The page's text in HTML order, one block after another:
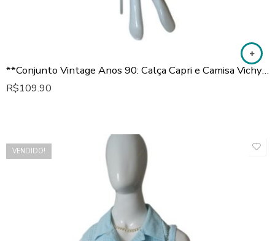
**Conjunto Vintage Anos 90: Calça Capri e Camisa Vichy Azul Bebê**
R$109.90
VENDIDO!